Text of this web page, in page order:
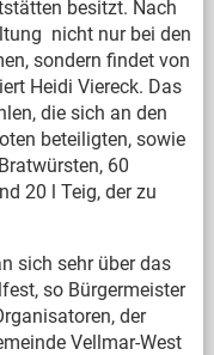
besitzt. Nach
nicht nur bei den
sondern findet von
Heidi Viereck. Das
die sich an den
beteiligten, sowie
60
20 l Teig, der zu
sich sehr über das
so Bürgermeister
der
Vellmar-West